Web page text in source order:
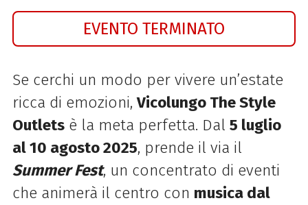
EVENTO TERMINATO
Se cerchi un modo per vivere un’estate
ricca di emozioni,Vicolungo The Style
Outletsè la meta perfetta. Dal 5 luglio
al 10 agosto 2025, prende il via il
Summer Fest, un concentrato di eventi
che animerà il centro con musica dal